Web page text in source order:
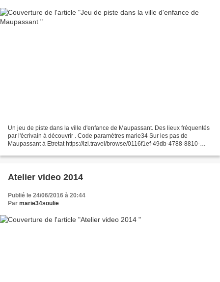
Un jeu de piste dans la ville d'enfance de Maupassant. Des lieux fréquentés
par l'écrivain à découvrir . Code paramètres marie34 Sur les pas de
Maupassant à Etretat https://izi.travel/browse/0116f1ef-49db-4788-8810-
Atelier video 2014
Publié le 24/06/2016 à 20:44
Par marie34soulie